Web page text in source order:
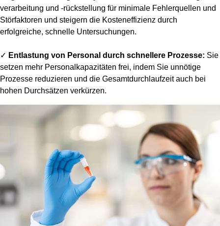
verarbeitung und -rückstellung für minimale Fehlerquellen und
Störfaktoren und steigern die Kosteneffizienz durch
erfolgreiche, schnelle Untersuchungen.
✓ Entlastung von Personal durch schnellere Prozesse: Sie
setzen mehr Personalkapazitäten frei, indem Sie unnötige
Prozesse reduzieren und die Gesamtdurchlaufzeit auch bei
hohen Durchsätzen verkürzen.